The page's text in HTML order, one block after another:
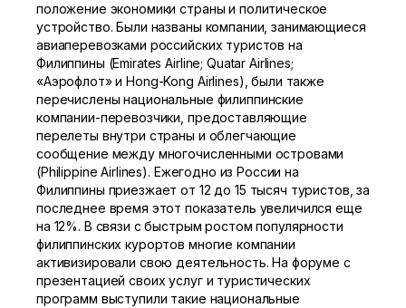
положение экономики страны и политическое
устройство. Были названы компании, занимающиеся
авиаперевозками российских туристов на
Филиппины (Emirates Airline; Quatar Airlines;
«Аэрофлот» и Hong-Kong Airlines), были также
перечислены национальные филиппинские
компании-перевозчики, предоставляющие
перелеты внутри страны и облегчающие
сообщение между многочисленными островами
(Philippine Airlines). Ежегодно из России на
Филиппины приезжает от 12 до 15 тысяч туристов, за
последнее время этот показатель увеличился еще
на 12%. В связи с быстрым ростом популярности
филиппинских курортов многие компании
активизировали свою деятельность. На форуме с
презентацией своих услуг и туристических
программ выступили такие национальные